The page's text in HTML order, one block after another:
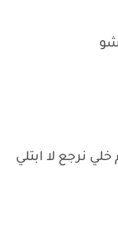
شو
نرجع لا ابتلي